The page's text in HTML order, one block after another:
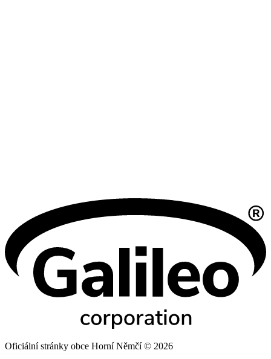
Oficiální stránky obce Horní Němčí © 2026